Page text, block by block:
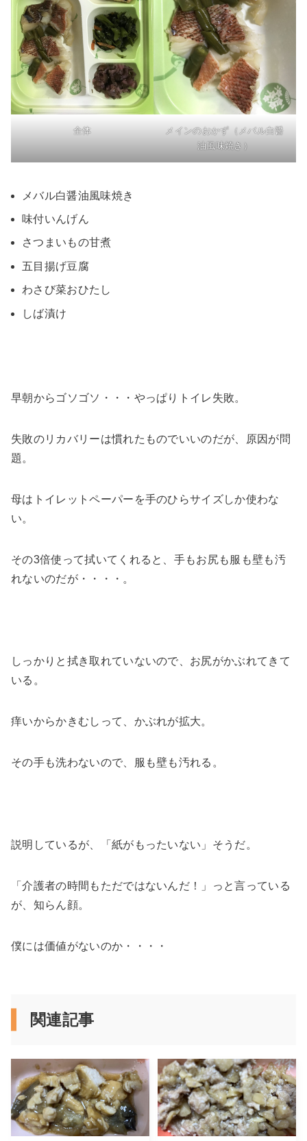
全体
メインのおかず（メバル白醤
油風味焼き）
メバル白醤油風味焼き
味付いんげん
さつまいもの甘煮
五目揚げ豆腐
わさび菜おひたし
しば漬け
早朝からゴソゴソ・・・やっぱりトイレ失敗。
失敗のリカバリーは慣れたものでいいのだが、原因が問
題。
母はトイレットペーパーを手のひらサイズしか使わな
い。
その3倍使って拭いてくれると、手もお尻も服も壁も汚
れないのだが・・・・。
しっかりと拭き取れていないので、お尻がかぶれてきて
いる。
痒いからかきむしって、かぶれが拡大。
その手も洗わないので、服も壁も汚れる。
説明しているが、「紙がもったいない」そうだ。
「介護者の時間もただではないんだ！」っと言っている
が、知らん顔。
僕には価値がないのか・・・・
関連記事